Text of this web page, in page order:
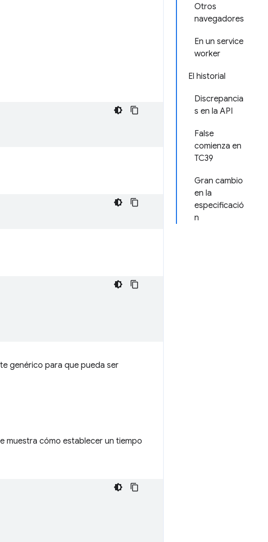
Otros
navegadores
En un service
worker
El historial
Discrepancia
s en la API
False
comienza en
TC39
Gran cambio
en la
especificació
n
genérico para que pueda ser
muestra cómo establecer un tiempo